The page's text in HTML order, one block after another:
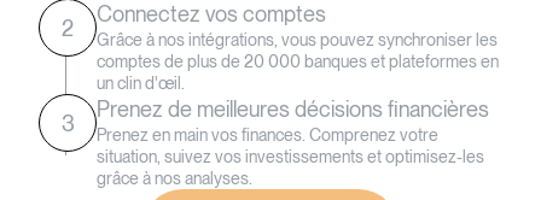
2
Connectez vos comptes
Grâce à nos intégrations, vous pouvez synchroniser les
comptes de plus de 20 000 banques et plateformes en
un clin d'œil.
3
Prenez de meilleures décisions financières
Prenez en main vos finances. Comprenez votre
situation, suivez vos investissements et optimisez-les
grâce à nos analyses.